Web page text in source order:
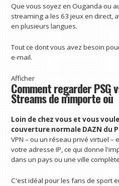
Que vous soyez en Ouganda ou
streaming a les 63 jeux en direct,
en plusieurs langues.
Tout ce dont vous avez besoin
e-mail.
Afficher
Comment regarder PSG
Streams de n'importe où
Loin de chez vous et vous
couverture normale DAZN du
VPN – ou un réseau privé virtuel
votre adresse IP, ce qui donne
dans un pays ou une ville
C'est idéal pour les fans de sport